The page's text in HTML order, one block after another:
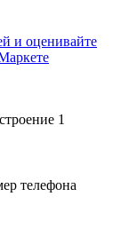
1
телефона